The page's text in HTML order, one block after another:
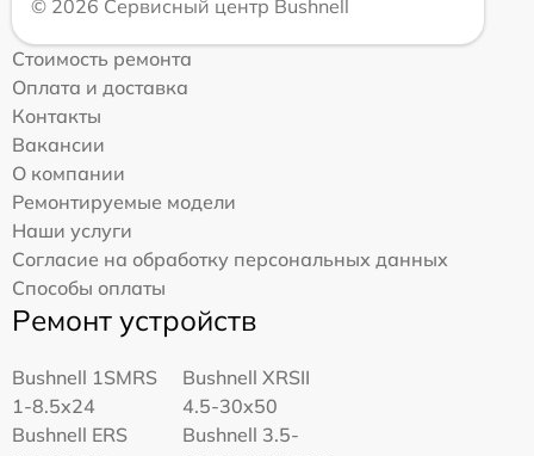
© 2026 Сервисный центр Bushnell
Стоимость ремонта
Оплата и доставка
Контакты
Вакансии
О компании
Ремонтируемые модели
Наши услуги
Согласие на обработку персональных данных
Способы оплаты
Ремонт устройств
Bushnell 1SMRS
1-8.5x24
Bushnell XRSII
4.5-30x50
Bushnell ERS
Bushnell 3.5-